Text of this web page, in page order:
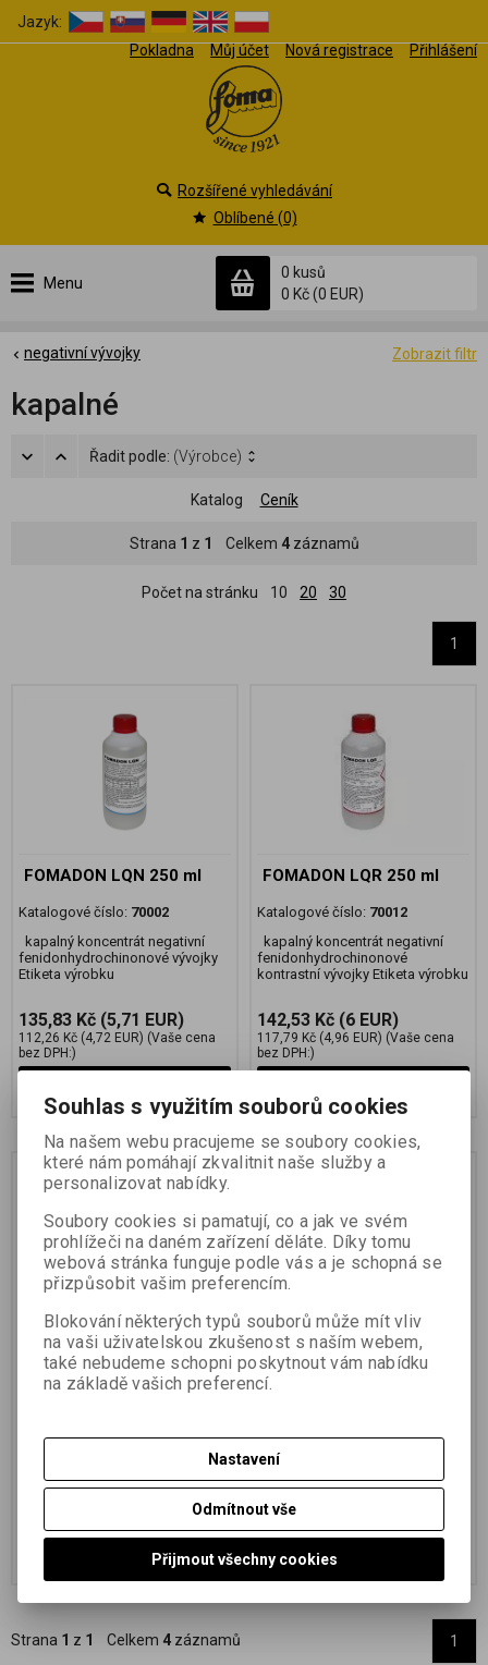
Jazyk:
Pokladna
Můj účet Nová registrace Přihlášení
Menu
0 kusů
0 Kč(0 EUR)
Rozšířené vyhledávání
Oblíbené (0)
Zobrazit filtr
negativní vývojky
kapalné
Řadit podle: (Výrobce)
Katalog Ceník
Strana 1 z 1 Celkem 4záznamů
Počet na stránku 10 20 30
1
FOMADON LQN 250 ml
Katalogové číslo: 70002
kapalný koncentrát negativní
fenidonhydrochinonové vývojky
Etiketa výrobku
135,83 Kč (5,71 EUR)
112,26 Kč (4,72 EUR) (Vaše cena
bez DPH:)
FOMADON LQR 250 ml
Katalogové číslo: 70012
kapalný koncentrát negativní
fenidonhydrochinonové
kontrastní vývojky Etiketa výrobku
142,53 Kč (6 EUR)
117,79 Kč (4,96 EUR) (Vaše cena
bez DPH:)
FOMADON R09 250 ml
Katalogové číslo: 70011
(nevhodné pro leteckou
170,91 Kč(7,19 EUR)
(Vaše cena
Přidat do košíku
FOMADON LQN 5 l
Katalogové číslo:
Etiketa výrobku
1 119,01 Kč(47,08 EUR)
924,80 Kč
bez DPH:)
Přidat do košíku
Strana 1 z 1 Celkem 4 záznamů 1
Souhlas s využitím souborů cookies
Na našem webu pracujeme se soubory cookies,
které nám pomáhají zkvalitnit naše služby a
personalizovat nabídky.
Soubory cookies si pamatují, co a jak ve svém
prohlížeči na daném zařízení děláte. Díky tomu
webová stránka funguje podle vás a je schopná se
přizpůsobit vašim preferencím.
Blokování některých typů souborů může mít vliv
na vaši uživatelskou zkušenost s naším webem,
také nebudeme schopni poskytnout vám nabídku
na základě vašich preferencí.
Nastavení
Odmítnout vše
Přijmout všechny cookies